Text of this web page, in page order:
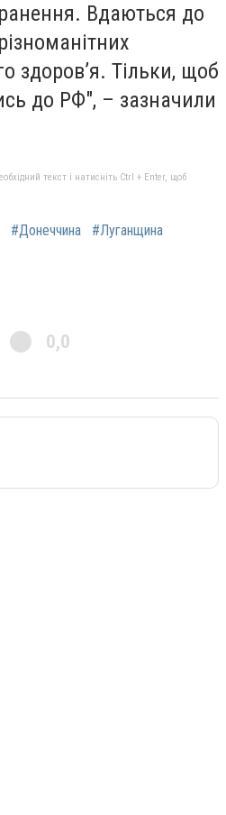
Вдаються до
здоров’я. Тільки, щоб
до РФ", – зазначили
текст і натисніть Ctrl + Enter, щоб
#Донеччина #Луганщина
0,0